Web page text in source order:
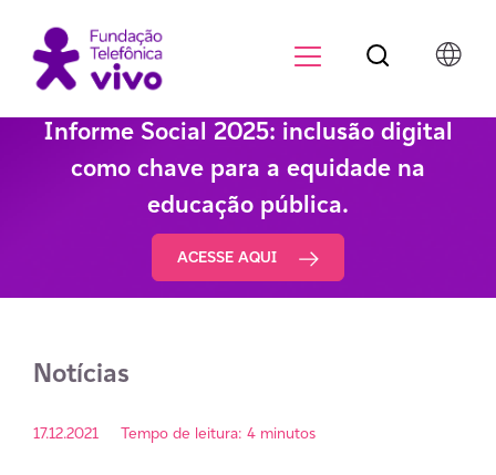
Informe Social 2025: inclusão digital
como chave para a equidade na
educação pública.
ACESSE AQUI
Notícias
17.12.2021 Tempo de leitura: 4 minutos
Botão de